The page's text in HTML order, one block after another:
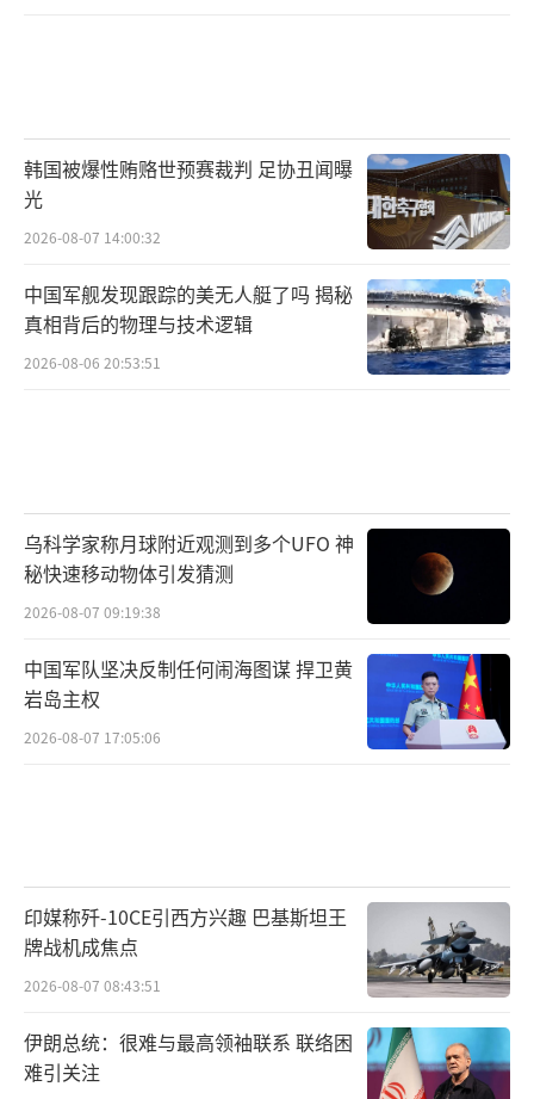
韩国被爆性贿赂世预赛裁判 足协丑闻曝
光
2026-08-07 14:00:32
中国军舰发现跟踪的美无人艇了吗 揭秘
真相背后的物理与技术逻辑
2026-08-06 20:53:51
乌科学家称月球附近观测到多个UFO 神
秘快速移动物体引发猜测
2026-08-07 09:19:38
中国军队坚决反制任何闹海图谋 捍卫黄
岩岛主权
2026-08-07 17:05:06
印媒称歼-10CE引西方兴趣 巴基斯坦王
牌战机成焦点
2026-08-07 08:43:51
伊朗总统：很难与最高领袖联系 联络困
难引关注